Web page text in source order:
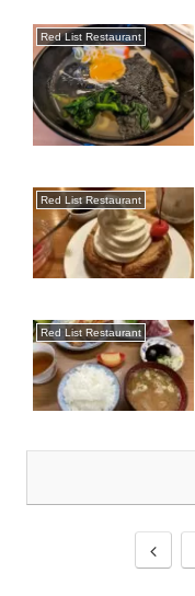
Red List Restaurant
Red List Restaurant
Red List Restaurant